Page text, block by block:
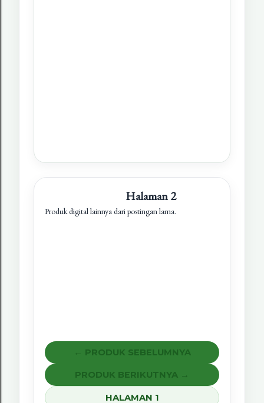
Halaman 2
Produk digital lainnya dari postingan lama.
← PRODUK SEBELUMNYA
PRODUK BERIKUTNYA →
HALAMAN 1